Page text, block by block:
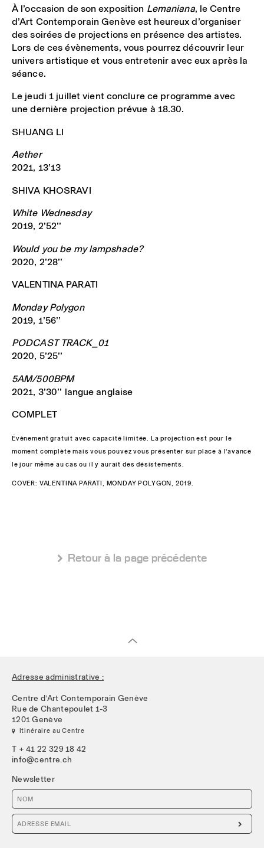
À l’occasion de son exposition Lemaniana, le Centre
d’Art Contemporain Genève est heureux d’organiser
des soirées de projections en présence des artistes.
Lors de ces évènements, vous pourrez découvrir leur
univers artistique et vous entretenir avec eux après la
séance.
Le jeudi 1 juillet vient conclure ce programme avec
une dernière projection prévue à 18.30.
SHUANG LI
Aether
2021, 13’13
SHIVA KHOSRAVI
White Wednesday
2019, 2’52’’
Would you be my lampshade?
2020, 2’28’’
VALENTINA PARATI
Monday Polygon
2019, 1’56’’
PODCAST TRACK_01
2020, 5’25’’
5AM/500BPM
2021, 3’30’’ langue anglaise
COMPLET
Évènement gratuit avec capacité limitée. La projection est pour le
moment complète mais vous pouvez vous présenter sur place à l’avance
le jour même au cas ou il y aurait des désistements.
COVER: VALENTINA PARATI, MONDAY POLYGON, 2019.
 Retour à la page précédente
Adresse administrative :
Centre d’Art Contemporain Genève
Rue de Chantepoulet 1-3
1201 Genève
 Itinéraire au Centre
T + 41 22 329 18 42
info@centre.ch
Newsletter
